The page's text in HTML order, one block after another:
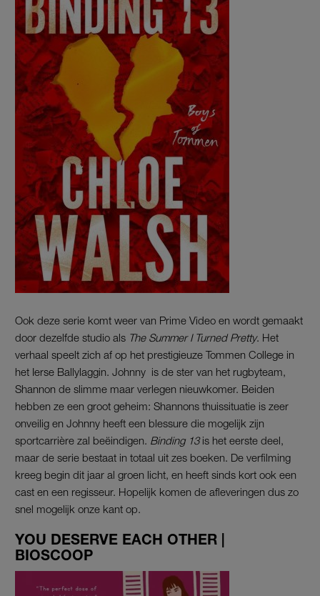
Ook deze serie komt weer van Prime Video en wordt gemaakt
door dezelfde studio als The Summer I Turned Pretty. Het
verhaal speelt zich af op het prestigieuze Tommen College in
het Ierse Ballylaggin. Johnny is de ster van het rugbyteam,
Shannon de slimme maar verlegen nieuwkomer. Beiden
hebben ze een groot geheim: Shannons thuissituatie is zeer
onveilig en Johnny heeft een blessure die mogelijk zijn
sportcarrière zal beëindigen. Binding 13is het eerste deel,
maar de serie bestaat in totaal uit zes boeken. De verfilming
kreeg begin dit jaar al groen licht, en heeft sinds kort ook een
cast en een regisseur. Hopelijk komen de afleveringen dus zo
snel mogelijk onze kant op.
YOU DESERVE EACH OTHER |
BIOSCOOP